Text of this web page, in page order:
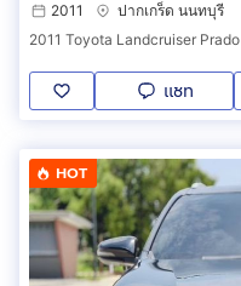
2011
ปากเกร็ด นนทบุรี
2011 Toyota Landcruiser
แชท
HOT